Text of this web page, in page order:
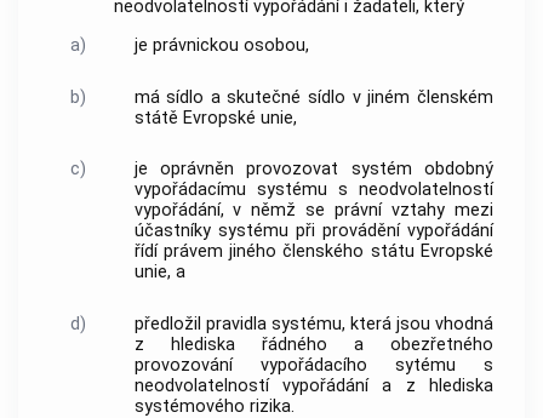
neodvolatelností vypořádání i žadateli, který
a)
je právnickou osobou,
b)
má sídlo a skutečné sídlo v jiném členském
státě Evropské unie,
c)
je oprávněn provozovat systém obdobný
vypořádacímu systému s neodvolatelností
vypořádání, v němž se právní vztahy mezi
účastníky systému při provádění vypořádání
řídí právem jiného členského státu Evropské
unie, a
d)
předložil pravidla systému, která jsou vhodná
z hlediska řádného a obezřetného
provozování vypořádacího sytému s
neodvolatelností vypořádání a z hlediska
systémového rizika.